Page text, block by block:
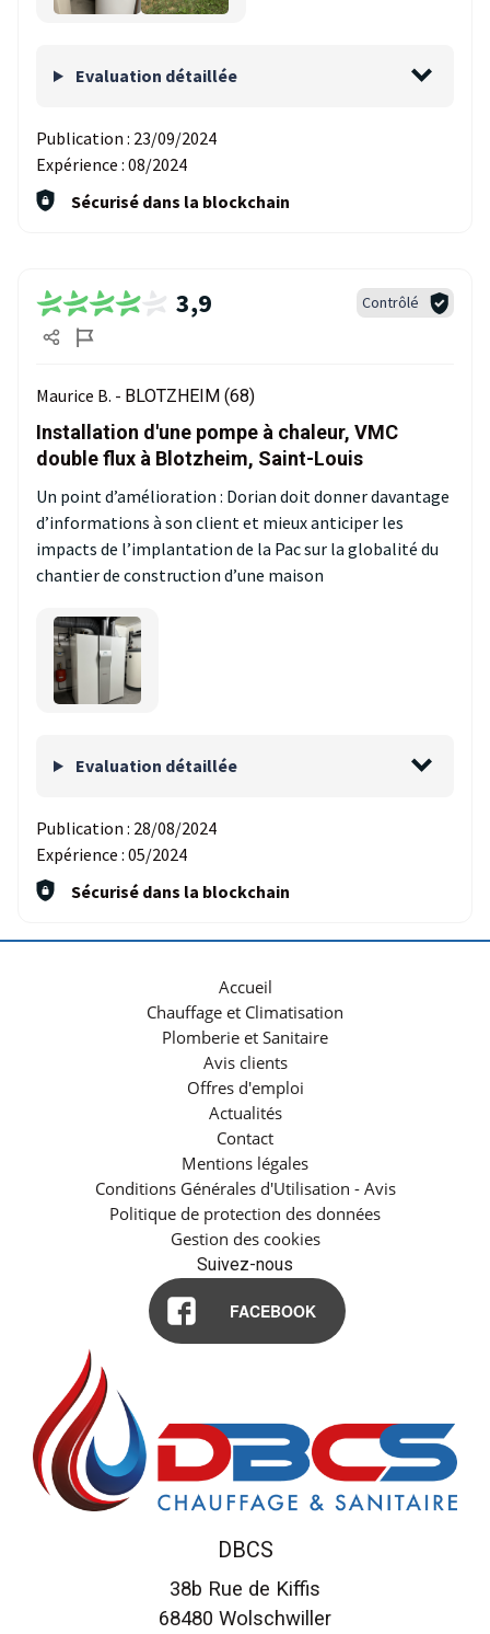
Evaluation détaillée
Publication : 23/09/2024
Expérience : 08/2024
Sécurisé dans la blockchain
3,9 Contrôlé
Maurice B. - BLOTZHEIM (68)
Installation d'une pompe à chaleur, VMC
double flux à Blotzheim, Saint-Louis
Un point d’amélioration : Dorian doit donner davantage
d’informations à son client et mieux anticiper les
impacts de l’implantation de la Pac sur la globalité du
chantier de construction d’une maison
Evaluation détaillée
Publication : 28/08/2024
Expérience : 05/2024
Sécurisé dans la blockchain
Accueil
Chauffage et Climatisation
Plomberie et Sanitaire
Avis clients
Offres d'emploi
Actualités
Contact
Mentions légales
Conditions Générales d'Utilisation - Avis
Politique de protection des données
Gestion des cookies
Suivez-nous
FACEBOOK
DBCS
38b Rue de Kiffis
68480 Wolschwiller